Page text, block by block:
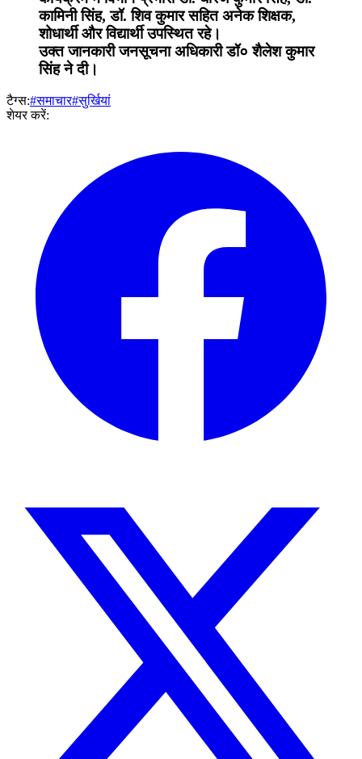
कामिनी सिंह, डॉ. शिव कुमार सहित अनेक शिक्षक,
शोधार्थी और विद्यार्थी उपस्थित रहे।
उक्त जानकारी जनसूचना अधिकारी डॉ० शैलेश कुमार
सिंह ने दी।
टैग्स:#समाचार#सुर्खियां
शेयर करें: